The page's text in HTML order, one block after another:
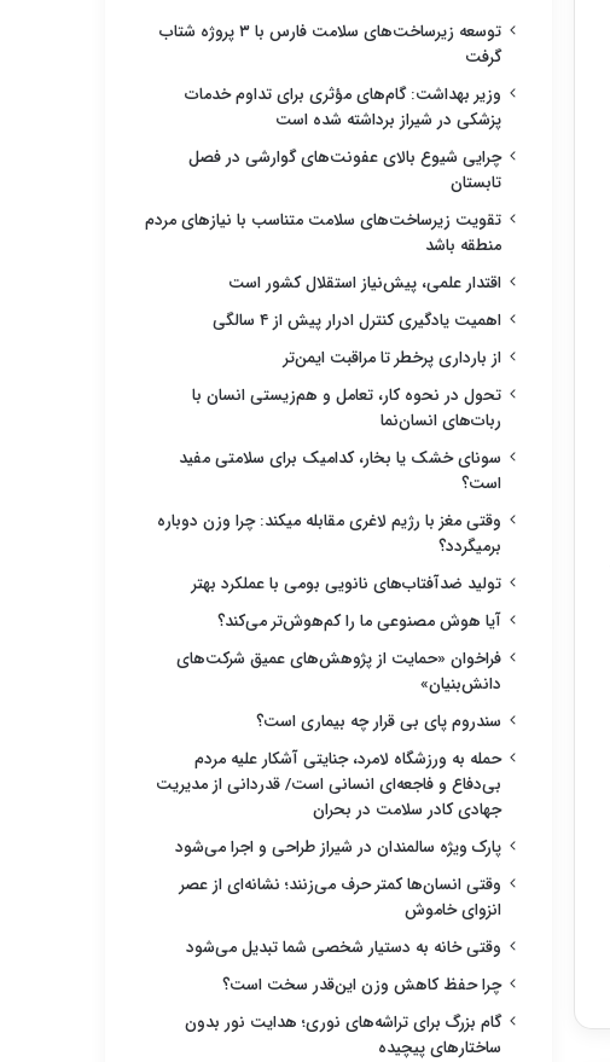
توسعه زیرساخت‌های سلامت فارس با ۳ پروژه شتاب
گرفت
وزیر بهداشت: گام‌های مؤثری برای تداوم خدمات
پزشکی در شیراز برداشته شده است
چرایی شیوع بالای عفونت‌های گوارشی در فصل
تابستان
تقویت زیرساخت‌های سلامت متناسب با نیازهای مردم
منطقه باشد
اقتدار علمی، پیش‌نیاز استقلال کشور است
اهمیت یادگیری کنترل ادرار پیش از ۴ سالگی
از بارداری پرخطر تا مراقبت ایمن‌تر
تحول در نحوه کار، تعامل و هم‌زیستی انسان با
ربات‌های انسان‌نما
سونای خشک یا بخار، کدامیک برای سلامتی مفید
است؟
وقتی مغز با رژیم لاغری مقابله میکند: چرا وزن دوباره
برمیگردد؟
تولید ضدآفتاب‌های نانویی بومی با عملکرد بهتر
آیا هوش مصنوعی ما را کم‌هوش‌تر می‌کند؟
فراخوان «حمایت از پژوهش‌های عمیق شرکت‌های
دانش‌بنیان»
سندروم پای بی قرار چه بیماری است؟
حمله به ورزشگاه لامرد، جنایتی آشکار علیه مردم
بی‌دفاع و فاجعه‌ای انسانی است/ قدردانی از مدیریت
جهادی کادر سلامت در بحران
پارک ویژه سالمندان در شیراز طراحی و اجرا می‌شود
وقتی انسان‌ها کمتر حرف می‌زنند؛ نشانه‌ای از عصر
انزوای خاموش
وقتی خانه به دستیار شخصی شما تبدیل می‌شود
چرا حفظ کاهش وزن این‌قدر سخت است؟
گام بزرگ برای تراشه‌های نوری؛ هدایت نور بدون
ساختارهای پیچیده